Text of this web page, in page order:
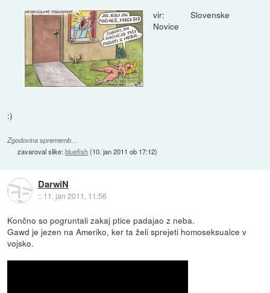
vir: Slovenske
Novice
:)
Zgodovina sprememb…
zavaroval slike:bluefish(10. jan 2011 ob 17:12)
DarwiN
:: 11. jan 2011, 11:56
Končno so pogruntali zakaj ptice padajao z neba.
Gawd je jezen na Ameriko, ker ta želi sprejeti homoseksualce v
vojsko.